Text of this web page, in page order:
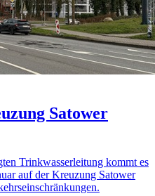
Satower
Trinkwasserleitung kommt es
auf der Kreuzung Satower